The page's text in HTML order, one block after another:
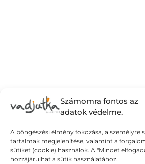
Számomra fontos az
adatok védelme.
A böngészési élmény fokozása, a személyre
tartalmak megjelenítése, valamint a
sütiket (cookie) használok. A "Mindet
hozzájárulhat a sütik használatához.